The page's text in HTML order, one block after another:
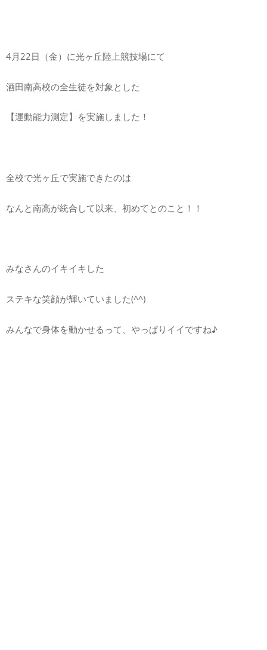
4月22日（金）に光ヶ丘陸上競技場にて
酒田南高校の全生徒を対象とした
【運動能力測定】を実施しました！
全校で光ヶ丘で実施できたのは
なんと南高が統合して以来、初めてとのこと！！
みなさんのイキイキした
ステキな笑顔が輝いていました(^^)
みんなで身体を動かせるって、やっぱりイイですね♪